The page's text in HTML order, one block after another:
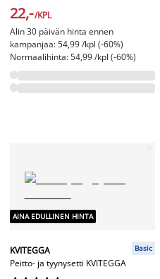
22,-/KPL
Alin 30 päivän hinta ennen
kampanjaa: 54,99 /kpl (-60%)
Normaalihinta: 54,99 /kpl (-60%)
AINA EDULLINEN HINTA
KVITEGGA
Peitto- ja tyynysetti KVITEGGA
Basic